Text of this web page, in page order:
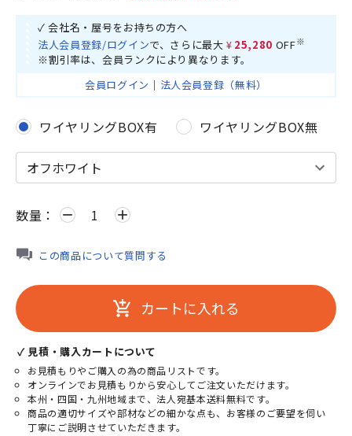
✓ 会社名・屋号をお持ちの方へ
法人会員登録/ログインで、さらに最大 ¥25,280 OFF※
※割引率は、会員ランクにより異なります。
会員ログイン ｜ 法人会員登録（無料）
ワイヤリングBOX有 ワイヤリングBOX無
数量： remove add
この商品について質問する
add_shopping_cart カートに入れる
✓ 見積・購入カートについて
お見積もりやご購入の為の商品リストです。
オンラインでお見積もりから安心してご注文いただけます。
本州・四国・九州地域まで、法人宛基本送料無料です。
商品の適切サイズや部材などの細かな点も、お客様のご要望を伺い
丁寧にご説明させていただきます。